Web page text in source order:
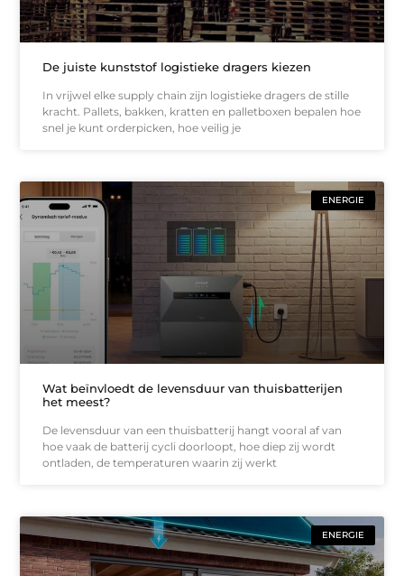
De juiste kunststof logistieke dragers kiezen
In vrijwel elke supply chain zijn logistieke dragers de stille
kracht. Pallets, bakken, kratten en palletboxen bepalen hoe
snel je kunt orderpicken, hoe veilig je
ENERGIE
Wat beïnvloedt de levensduur van thuisbatterijen
het meest?
De levensduur van een thuisbatterij hangt vooral af van
hoe vaak de batterij cycli doorloopt, hoe diep zij wordt
ontladen, de temperaturen waarin zij werkt
ENERGIE